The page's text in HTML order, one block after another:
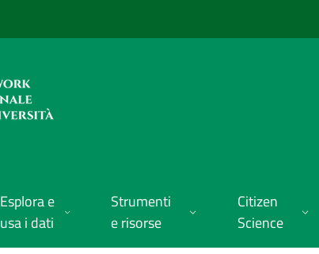
Esplora e
usa i dati
Strumenti
e risorse
Citizen
Science